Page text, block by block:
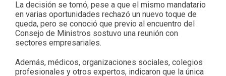
La decisión se tomó, pese a que el mismo mandatario
en varias oportunidades rechazó un nuevo toque de
queda, pero se conoció que previo al encuentro del
Consejo de Ministros sostuvo una reunión con
sectores empresariales.
Además, médicos, organizaciones sociales, colegios
profesionales y otros expertos, indicaron que la única